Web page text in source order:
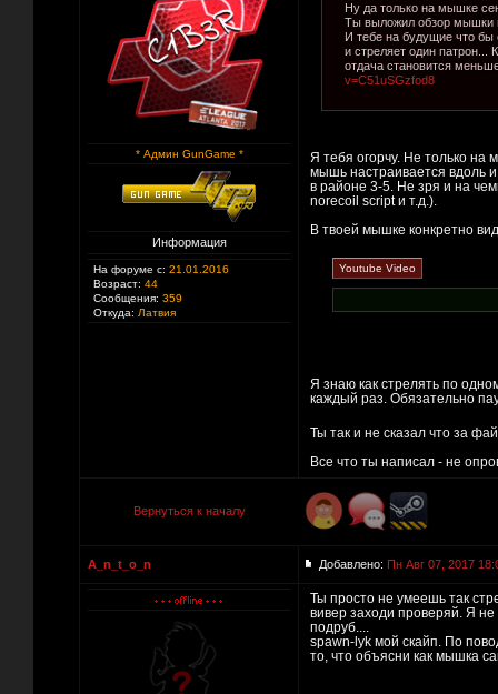
* Админ GunGame *
Информация
На форуме с: 21.01.2016
Возраст: 44
Сообщения: 359
Откуда: Латвия
Ну да только на мышке
Ты выложил обзор мышки и
И тебе на будущие что бы
и стреляет один
отдача становится
v=C51uSGzfod8
Я тебя огорчу. Не только
мышь настраивается вдоль
в районе 3-5. Не зря и на
norecoil script и т.д.).
В твоей мышке конкретно
Я знаю как стрелять по
каждый раз. Обязательно
Ты так и не сказал что за
Все что ты написал - не
Вернуться к началу
A_n_t_o_n Добавлено: Пн Авг 07, 2017
Ты просто не умеешь так
вивер заходи проверяй. Я
подруб....
spawn-lyk мой скайп. По
то, что объясни как мышка